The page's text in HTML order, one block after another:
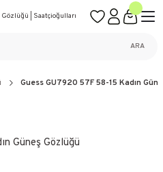
ÜRÜN GARANTİSİ
ARA
Guess GU7920 57F 58-15 Kadın
Güneş Gözlüğü